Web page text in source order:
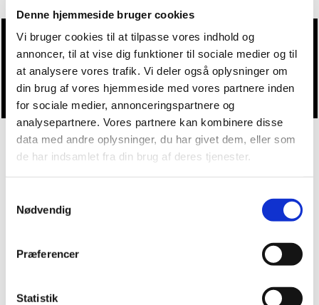
Denne hjemmeside bruger cookies
Vi bruger cookies til at tilpasse vores indhold og
annoncer, til at vise dig funktioner til sociale medier og til
at analysere vores trafik. Vi deler også oplysninger om
din brug af vores hjemmeside med vores partnere inden
for sociale medier, annonceringspartnere og
analysepartnere. Vores partnere kan kombinere disse
data med andre oplysninger, du har givet dem, eller som
de har indsamlet fra din brug af deres tjenester.
Nødvendig
Præferencer
Statistik
Du vil måske også kunne lide...